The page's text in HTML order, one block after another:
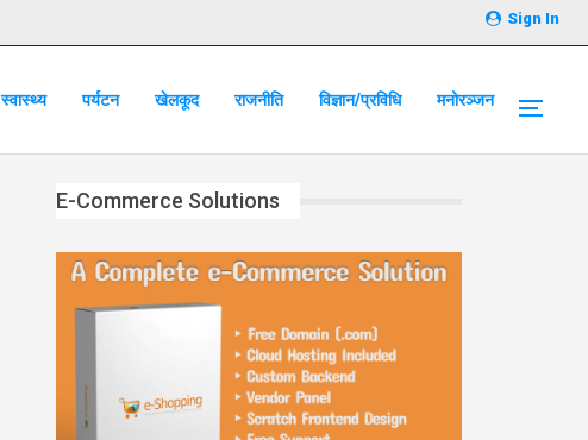
Sign In
स्वास्थ्य पर्यटन खेलकूद राजनीति विज्ञान/प्रविधि मनोरञ्जन
E-Commerce Solutions